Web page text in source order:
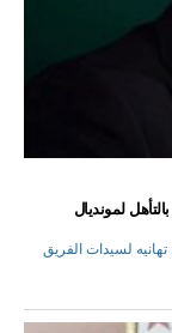
لمونديال
تهانيه لسيدات الفريق